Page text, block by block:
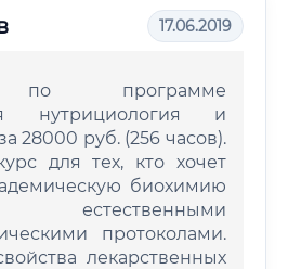
17.06.2019
по программе
нутрициология и
28000 руб. (256 часов).
для тех, кто хочет
биохимию
протоколами.
лекарственных